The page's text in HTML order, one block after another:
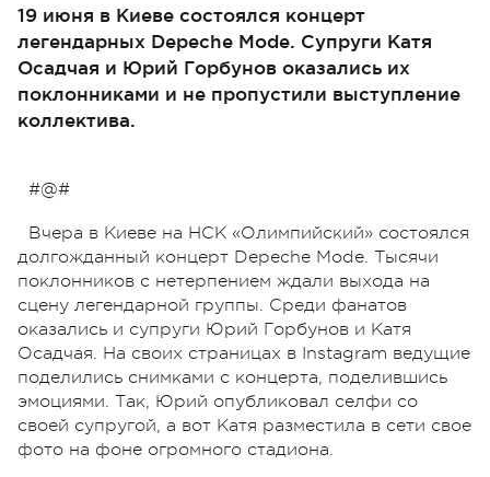
19 июня в Киеве состоялся концерт
легендарных Depeche Mode. Супруги Катя
Осадчая и Юрий Горбунов оказались их
поклонниками и не пропустили выступление
коллектива.
#@#
Вчера в Киеве на НСК «Олимпийский» состоялся
долгожданный концерт Depeche Mode. Тысячи
поклонников с нетерпением ждали выхода на
сцену легендарной группы. Среди фанатов
оказались и супруги Юрий Горбунов и Катя
Осадчая. На своих страницах в Instagram ведущие
поделились снимками с концерта, поделившись
эмоциями. Так, Юрий опубликовал селфи со
своей супругой, а вот Катя разместила в сети свое
фото на фоне огромного стадиона.